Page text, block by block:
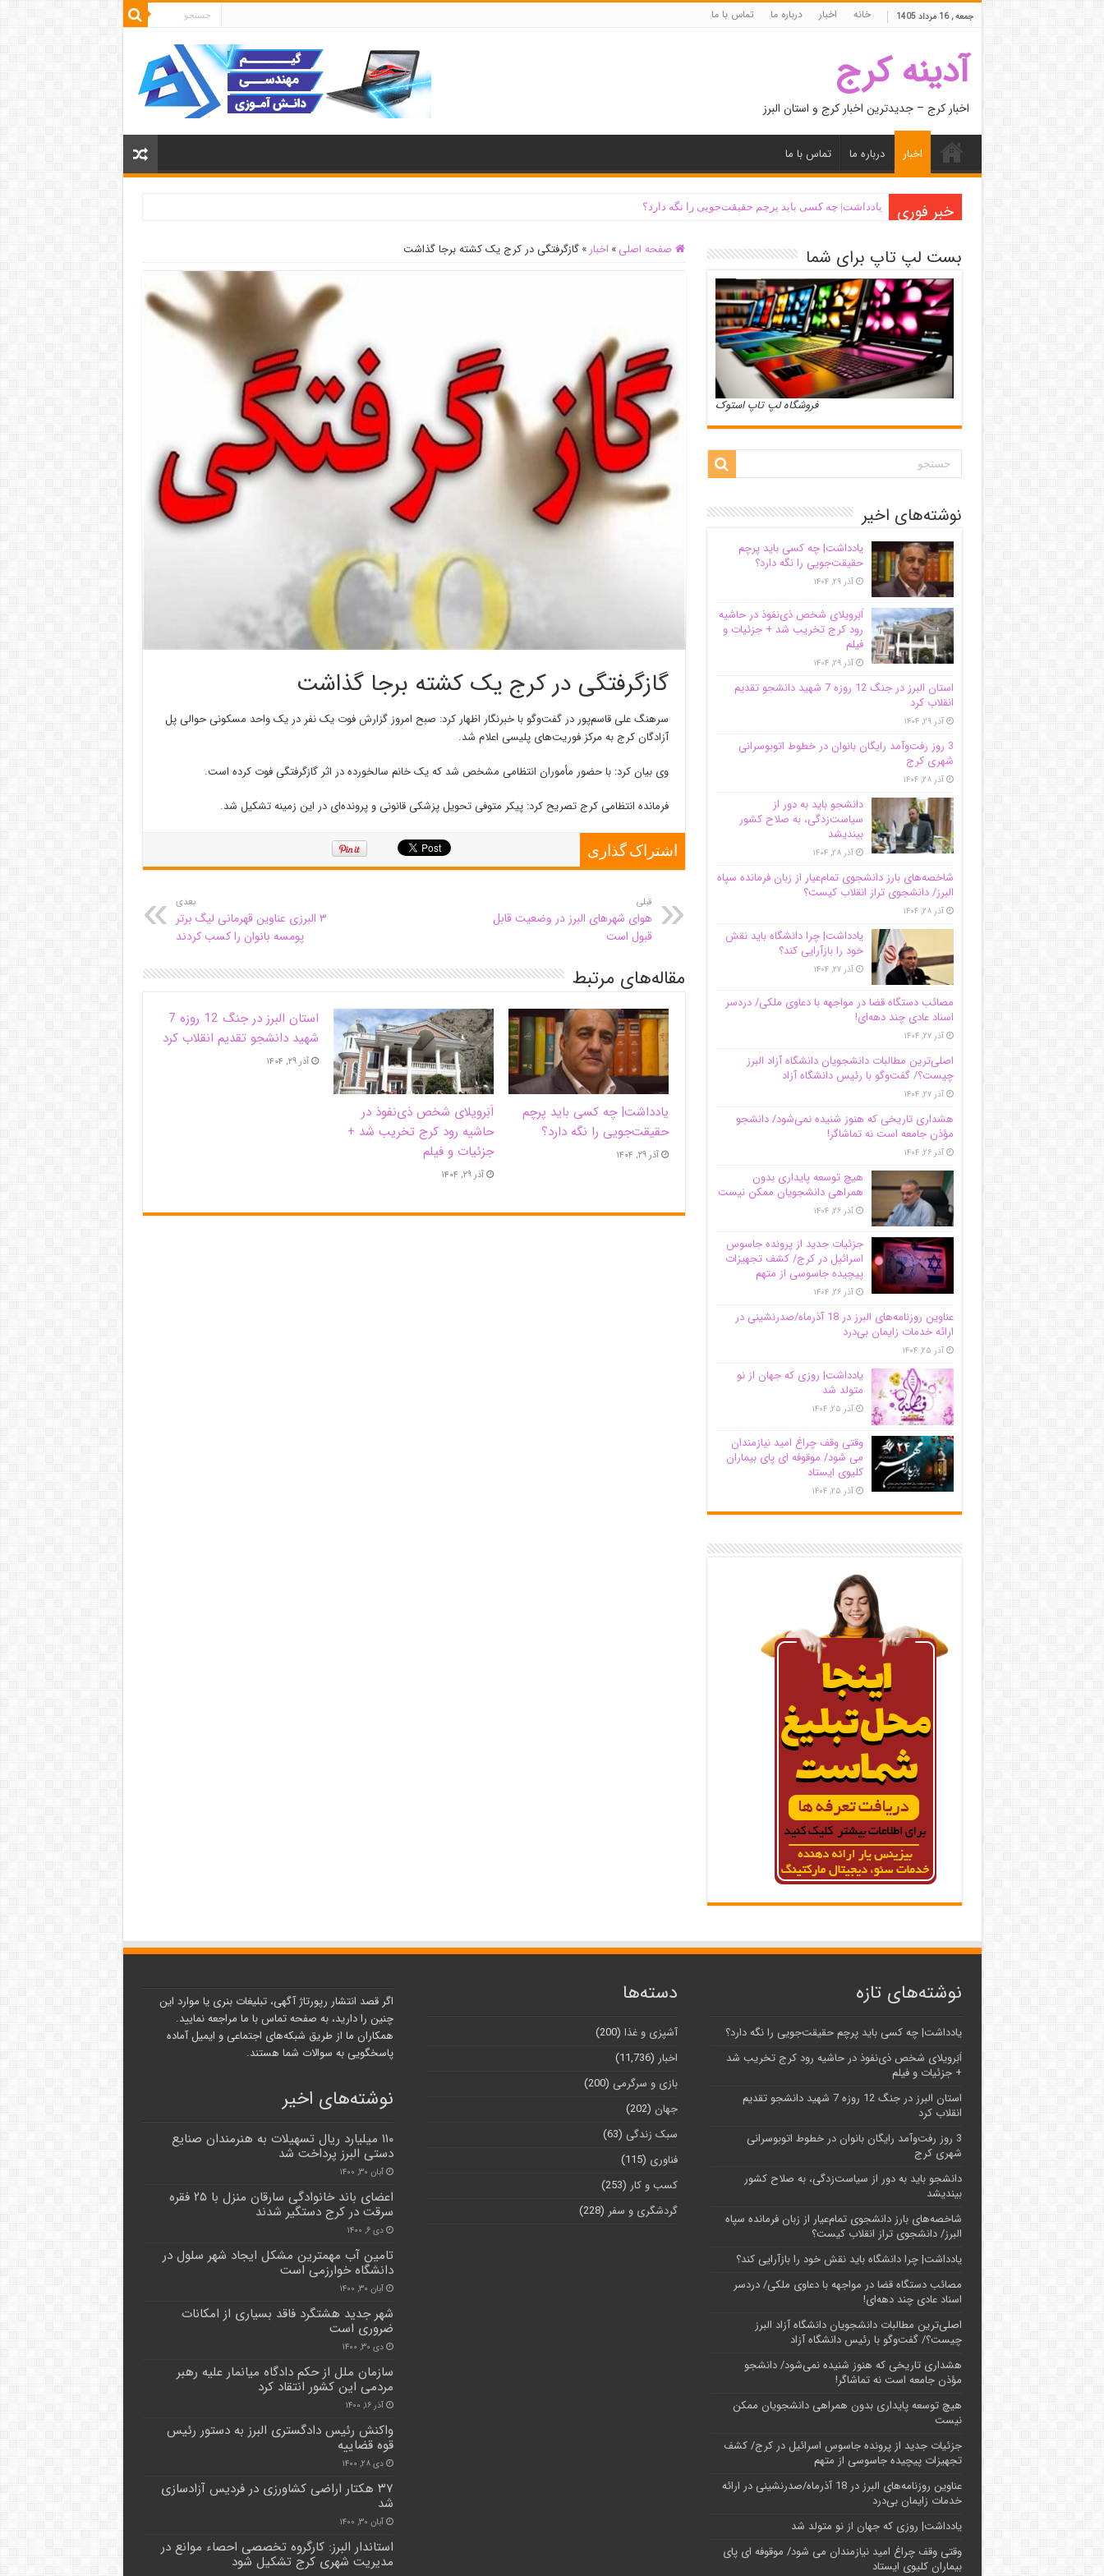
جمعه , 16 مرداد 1405 خانه اخبار درباره ما تماس با ما
آدینه کرج
اخبار کرج – جدیدترین اخبار کرج و استان البرز
اخبار درباره ما تماس با ما
خبر فوری یادداشت| ‌چه کسی باید پرچم حقیقت‌جویی را نگه دارد؟
صفحه اصلی » اخبار » گازگرفتگی در کرج یک کشته برجا گذاشت
گازگرفتگی در کرج یک کشته برجا گذاشت
سرهنگ علی قاسم‌پور در گفت‌وگو با خبرنگار اظهار کرد: صبح امروز گزارش فوت یک نفر در یک واحد مسکونی حوالی پل
آزادگان کرج به مرکز فوریت‌های پلیسی اعلام شد.
وی بیان کرد: با حضور مأموران انتظامی مشخص شد که یک خانم سالخورده در اثر گازگرفتگی فوت کرده است.
فرمانده انتظامی کرج تصریح کرد: پیکر متوفی تحویل پزشکی قانونی و پرونده‌ای در این زمینه تشکیل شد.
اشتراک گذاری
قبلی
هوای شهرهای البرز در وضعیت قابل
قبول است
بعدی
۳ البرزی عناوین قهرمانی لیگ برتر
پومسه بانوان را کسب کردند
مقاله‌های مرتبط
یادداشت| ‌چه کسی باید پرچم
حقیقت‌جویی را نگه دارد؟
آذر ۲۹, ۱۴۰۴
اَبَر‌ویلای شخص ذی‌نفوذ در
حاشیه‌ رود کرج تخریب شد +
جزئیات و فیلم
آذر ۲۹, ۱۴۰۴
استان البرز در جنگ 12 روزه 7
شهید دانشجو تقدیم انقلاب کرد
آذر ۲۹, ۱۴۰۴
بست لپ تاپ برای شما
فروشگاه لپ تاپ استوک
نوشته‌های اخیر
یادداشت| ‌چه کسی باید پرچم
حقیقت‌جویی را نگه دارد؟
آذر ۲۹, ۱۴۰۴
اَبَر‌ویلای شخص ذی‌نفوذ در حاشیه‌
رود کرج تخریب شد + جزئیات و
فیلم
آذر ۲۹, ۱۴۰۴
استان البرز در جنگ 12 روزه 7 شهید دانشجو تقدیم
انقلاب کرد
آذر ۲۹, ۱۴۰۴
3 روز رفت‌وآمد رایگان بانوان در خطوط اتوبوسرانی
شهری کرج
آذر ۲۸, ۱۴۰۴
دانشجو باید به دور از
سیاست‌زدگی، به صلاح کشور
بیندیشد
آذر ۲۸, ۱۴۰۴
شاخصه‌های بارز دانشجوی تمام‌عیار از زبان فرمانده سپاه
البرز/ دانشجوی تراز انقلاب کیست؟
آذر ۲۸, ۱۴۰۴
یادداشت| چرا دانشگاه باید نقش
خود را بازآرایی کند؟
آذر ۲۷, ۱۴۰۴
مصائب دستگاه قضا در مواجهه با دعاوی ملکی/ دردسر
اسناد عادی چند‌ دهه‌ای!
آذر ۲۷, ۱۴۰۴
اصلی‌ترین مطالبات دانشجویان دانشگاه آزاد البرز
چیست؟/ گفت‌وگو با رئیس دانشگاه آز‌اد
آذر ۲۷, ۱۴۰۴
هشداری تاریخی که هنوز شنیده نمی‌شود/ دانشجو
مؤذن جامعه است نه تماشاگر!
آذر ۲۶, ۱۴۰۴
هیچ توسعه پایداری بدون
همراهی دانشجویان ممکن نیست
آذر ۲۶, ۱۴۰۴
جزئیات جدید از پرونده جاسوس
اسرائیل در کرج/‌ کشف تجهیزات
پیچیده جاسوسی از متهم
آذر ۲۶, ۱۴۰۴
عناوین روزنامه‌های البرز در ‌18 آذرماه/صدرنشینی در
ارائه خدمات زایمان بی‌درد
آذر ۲۵, ۱۴۰۴
یادداشت| روزی که جهان از نو
متولد شد
آذر ۲۵, ۱۴۰۴
وقتی وقف چراغ امید نیازمندان
می شود/ موقوفه ای پای بیماران
کلیوی ایستاد
آذر ۲۵, ۱۴۰۴
نوشته‌های تازه
یادداشت| ‌چه کسی باید پرچم حقیقت‌جویی را نگه دارد؟
اَبَر‌ویلای شخص ذی‌نفوذ در حاشیه‌ رود کرج تخریب شد
+ جزئیات و فیلم
استان البرز در جنگ 12 روزه 7 شهید دانشجو تقدیم
انقلاب کرد
3 روز رفت‌وآمد رایگان بانوان در خطوط اتوبوسرانی
شهری کرج
دانشجو باید به دور از سیاست‌زدگی، به صلاح کشور
بیندیشد
شاخصه‌های بارز دانشجوی تمام‌عیار از زبان فرمانده سپاه
البرز/ دانشجوی تراز انقلاب کیست؟
یادداشت| چرا دانشگاه باید نقش خود را بازآرایی کند؟
مصائب دستگاه قضا در مواجهه با دعاوی ملکی/ دردسر
اسناد عادی چند‌ دهه‌ای!
اصلی‌ترین مطالبات دانشجویان دانشگاه آزاد البرز
چیست؟/ گفت‌وگو با رئیس دانشگاه آز‌اد
هشداری تاریخی که هنوز شنیده نمی‌شود/ دانشجو
مؤذن جامعه است نه تماشاگر!
هیچ توسعه پایداری بدون همراهی دانشجویان ممکن
نیست
جزئیات جدید از پرونده جاسوس اسرائیل در کرج/‌ کشف
تجهیزات پیچیده جاسوسی از متهم
عناوین روزنامه‌های البرز در ‌18 آذرماه/صدرنشینی در ارائه
خدمات زایمان بی‌درد
یادداشت| روزی که جهان از نو متولد شد
وقتی وقف چراغ امید نیازمندان می شود/ موقوفه ای پای
بیماران کلیوی ایستاد
دسته‌ها
آشپزی و غذا (200)
اخبار (11,736)
بازی و سرگرمی (200)
جهان (202)
سبک زندگی (63)
فناوری (115)
کسب و کار (253)
گردشگری و سفر (228)
اگر قصد انتشار رپورتاژ آگهی، تبلیغات بنری یا موارد این
چنین را دارید، به صفحه تماس با ما مراجعه نمایید.
همکاران ما از طریق شبکه‌های اجتماعی و ایمیل آماده
پاسخگویی به سوالات شما هستند.
نوشته‌های اخیر
۱۱۰ میلیارد ریال تسهیلات به هنرمندان صنایع
دستی البرز پرداخت شد
آبان ۳۰, ۱۴۰۰
اعضای باند خانوادگی سارقان منزل با ۲۵ فقره
سرقت در کرج دستگیر شدند
دی ۶, ۱۴۰۰
تامین آب مهمترین مشکل ایجاد شهر سلول در
دانشگاه خوارزمی است
آبان ۳۰, ۱۴۰۰
شهر جدید هشتگرد فاقد بسیاری از امکانات
ضروری است
دی ۳۰, ۱۴۰۰
سازمان ملل از حکم دادگاه میانمار علیه رهبر
مردمی این کشور انتقاد کرد
آذر ۱۶, ۱۴۰۰
واکنش رئیس دادگستری البرز به دستور رئیس
قوه قضاییه
دی ۲۸, ۱۴۰۰
۳۷ هکتار اراضی کشاورزی در فردیس آزادسازی
شد
آبان ۳۰, ۱۴۰۰
استاندار البرز: کارگروه تخصصی احصاء موانع در
مدیریت شهری کرج تشکیل شود